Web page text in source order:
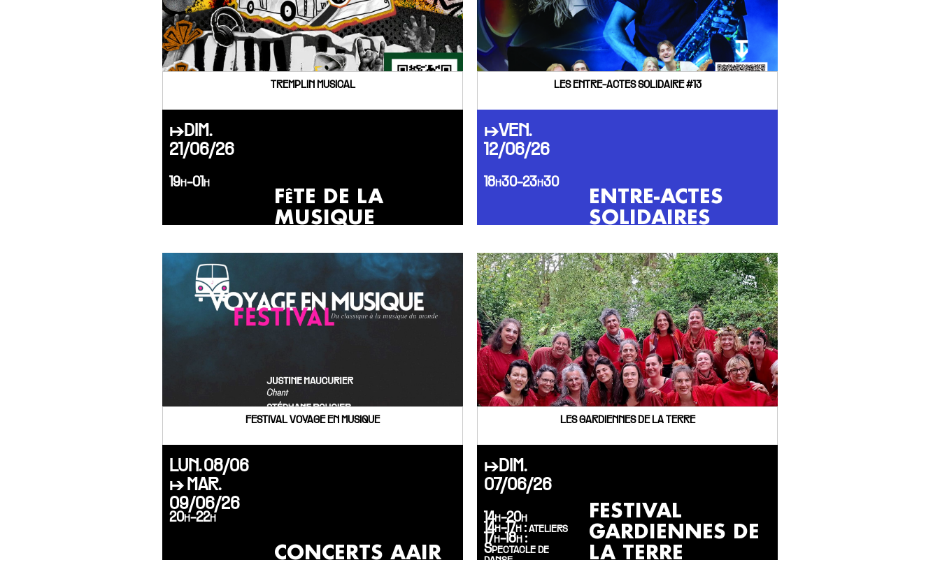
TREMPLIN MUSICAL
FêTE DE LA
MUSIQUE
↦DIM.
21/06/26
19h-01h
LES ENTRE-ACTES SOLIDAIRE #13
ENTRE-ACTES
SOLIDAIRES
↦VEN.
12/06/26
18h30-23h30
FESTIVAL VOYAGE EN MUSIQUE
CONCERTS AAIR
LUN. 08/06
↦ MAR.
09/06/26
20h-22h
LES GARDIENNES DE LA TERRE
FESTIVAL
GARDIENNES DE
LA TERRE
↦DIM.
07/06/26
14h-20h
14h-17h : ateliers
17h-18h :
Spectacle de
danse